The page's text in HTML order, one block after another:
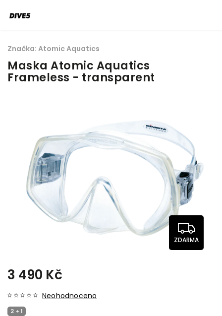
Maska Atomic Aquatics
Frameless - transparent
ZDARMA
3 490 Kč
2 + 1
Neohodnoceno
Značka: Atomic Aquatics